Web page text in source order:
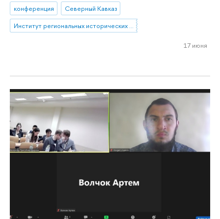
конференция
Северный Кавказ
Институт региональных исторических исследований
17 июня